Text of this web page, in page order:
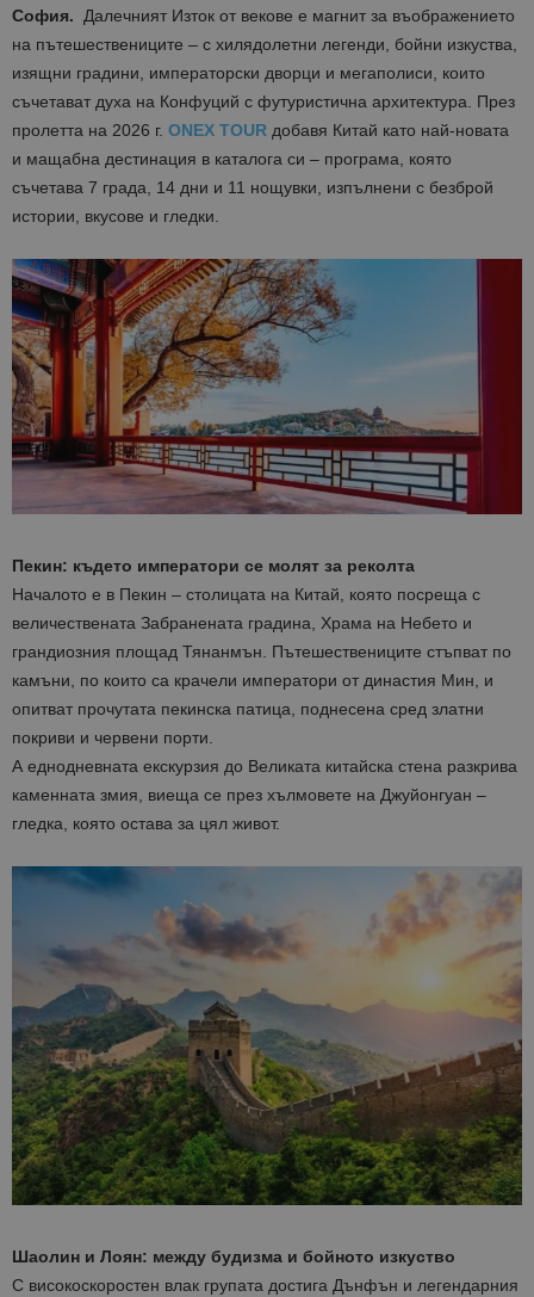
София. Далечният Изток от векове е магнит за въображението
на пътешествениците – с хилядолетни легенди, бойни изкуства,
изящни градини, императорски дворци и мегаполиси, които
съчетават духа на Конфуций с футуристична архитектура. През
пролетта на 2026 г. ONEX TOUR добавя Китай като най-новата
и мащабна дестинация в каталога си – програма, която
съчетава 7 града, 14 дни и 11 нощувки, изпълнени с безброй
истории, вкусове и гледки.
Пекин: където императори се молят за реколта
Началото е в Пекин – столицата на Китай, която посреща с
величествената Забранената градина, Храма на Небето и
грандиозния площад Тянанмън. Пътешествениците стъпват по
камъни, по които са крачели императори от династия Мин, и
опитват прочутата пекинска патица, поднесена сред златни
покриви и червени порти.
А еднодневната екскурзия до Великата китайска стена разкрива
каменната змия, виеща се през хълмовете на Джуйонгуан –
гледка, която остава за цял живот.
Шаолин и Лоян: между будизма и бойното изкуство
С високоскоростен влак групата достига Дънфън и легендарния